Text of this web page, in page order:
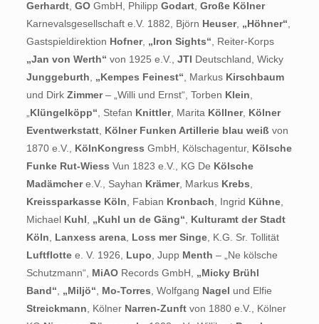
Gerhardt, GO GmbH, Philipp Godart, Große Kölner
Karnevalsgesellschaft e.V. 1882, Björn Heuser, „Höhner“
Gastspieldirektion Hofner, „Iron Sights“ , Reiter-Korps
„Jan von Werth“ von 1925 e.V., JTI Deutschland, Wicky
Junggeburth
„Kempes Feinest“ , Markus Kirschbaum
und Dirk Zimmer– „Willi und Ernst“, Torben Klein
Klüngelköpp“ , Stefan Knittler, Marita Köllner, Kölner
Eventwerkstatt, Kölner Funken Artillerie blau weiß von
1870 e.V., KölnKongress GmbH, Kölschagentur, Kölsche
Funke Rut-Wiess Vun 1823 e.V., KG De Kölsche
Madämchere.V., Sayhan Krämer, Markus Krebs
Kreissparkasse Köln , Fabian Kronbach , Ingrid Kühne,
Michael Kuhl „Kuhl un de Gäng“
Kulturamt der Stadt
Köln
Lanxess arena, Loss mer Singe, K.G. Sr. Tollität
Luftflottee. V. 1926, Lupo , Jupp Menth – „Ne kölsche
Schutzmann“, MiAO Records GmbH, „Micky Brühl
Band“
„Miljö“ Mo-Torres , Wolfgang Nagel und Elfie
Streickmann , Kölner Narren-Zunftvon 1880 e.V., Kölner